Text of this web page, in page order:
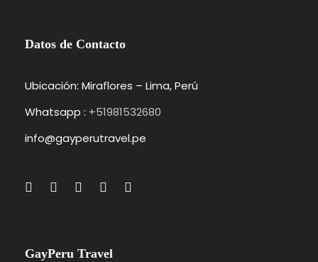
Datos de Contacto
Ubicación: Miraflores – Lima, Perú
Whatsapp : +51981532680
info@gayperutravel.pe
GayPeru Travel